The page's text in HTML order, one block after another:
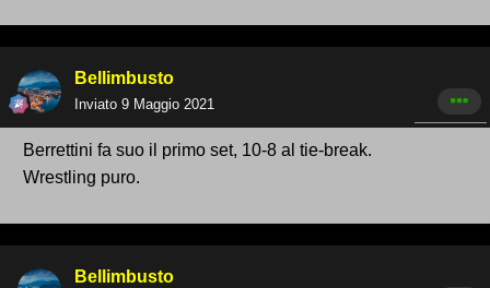
Bellimbusto
Inviato 9 Maggio 2021
Berrettini fa suo il primo set, 10-8 al tie-break.
Wrestling puro.
Bellimbusto